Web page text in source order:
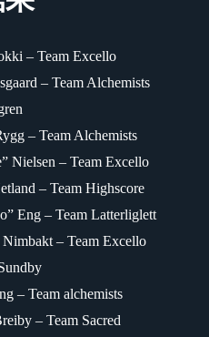
– Team Excello
– Team Alchemists
– Team Alchemists
Nielsen – Team Excello
– Team Highscore
Eng – Team Latterliglett
– Team Excello
– Team alchemists
– Team Sacred